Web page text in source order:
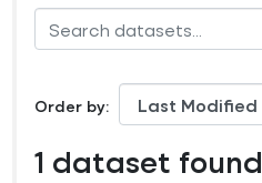
Order by
1 dataset found